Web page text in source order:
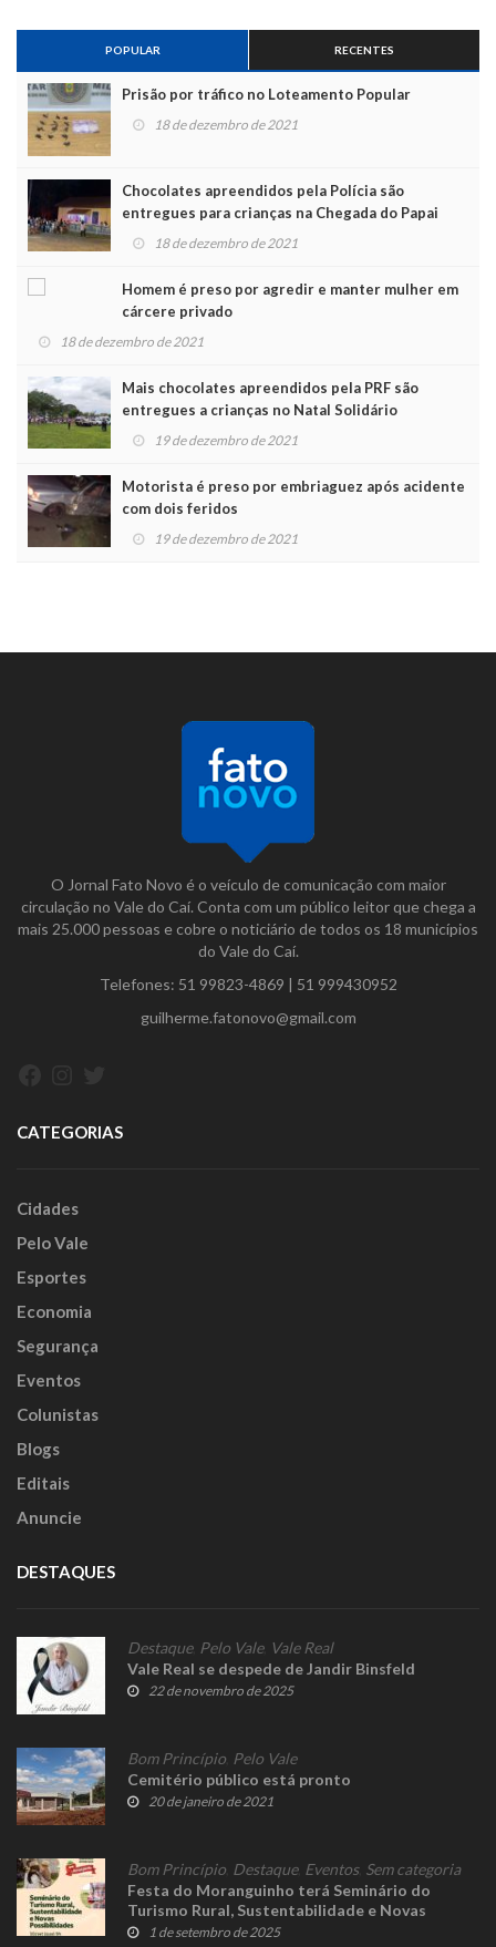
POPULAR RECENTES
Prisão por tráfico no Loteamento Popular
18 de dezembro de 2021
Chocolates apreendidos pela Polícia são
entregues para crianças na Chegada do Papai
Noel
18 de dezembro de 2021
Homem é preso por agredir e manter mulher em
cárcere privado
18 de dezembro de 2021
Mais chocolates apreendidos pela PRF são
entregues a crianças no Natal Solidário
19 de dezembro de 2021
Motorista é preso por embriaguez após acidente
com dois feridos
19 de dezembro de 2021
O Jornal Fato Novo é o veículo de comunicação com maior
circulação no Vale do Caí. Conta com um público leitor que chega a
mais 25.000 pessoas e cobre o noticiário de todos os 18 municípios
do Vale do Caí.
Telefones: 51 99823-4869 | 51 999430952
guilherme.fatonovo@gmail.com
CATEGORIAS
Cidades
Pelo Vale
Esportes
Economia
Segurança
Eventos
Colunistas
Blogs
Editais
Anuncie
DESTAQUES
Destaque, Pelo Vale, Vale Real
Vale Real se despede de Jandir Binsfeld
22 de novembro de 2025
Bom Princípio Pelo Vale
Cemitério público está pronto
20 de janeiro de 2021
Bom Princípio Destaque, Eventos, Sem categoria
Festa do Moranguinho terá Seminário do
Turismo Rural, Sustentabilidade e Novas
Possibilidades
1 de setembro de 2025